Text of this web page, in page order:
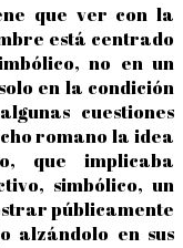
que ver con la
está centrado
no en un
en la condición
cuestiones
romano la idea
que implicaba
simbólico, un
públicamente
alzándolo en sus